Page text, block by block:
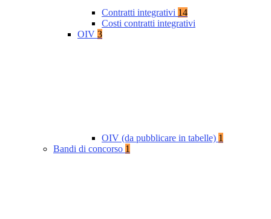
Contratti integrativi 14
Costi contratti integrativi
OIV 3
OIV (da pubblicare in tabelle) 1
Bandi di concorso 1